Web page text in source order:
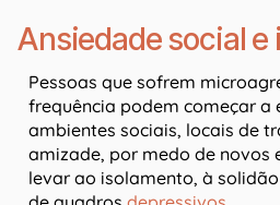
Ansiedade social e
Pessoas que sofrem
frequência podem começar a
ambientes sociais, locais de
amizade, por medo de novos
levar ao isolamento, à